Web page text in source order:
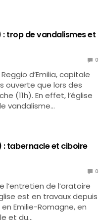
: trop de vandalismes et
0
d’Emilia, capitale
ouverte que lors des
(11h). En effet, l’église
vandalisme…
: tabernacle et ciboire
0
l’entretien de l’oratoire
est en travaux depuis
Emilie-Romagne, en
et du…